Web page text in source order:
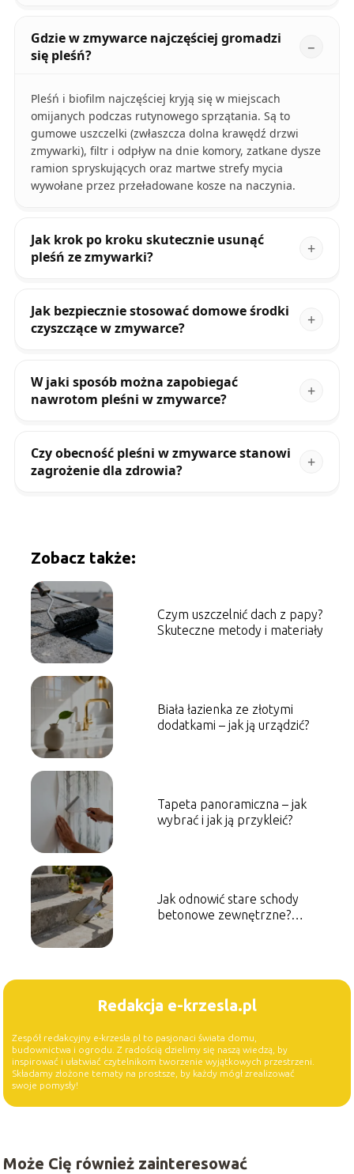
Gdzie w zmywarce najczęściej gromadzi
się pleśń?
Pleśń i biofilm najczęściej kryją się w miejscach
omijanych podczas rutynowego sprzątania. Są to
gumowe uszczelki (zwłaszcza dolna krawędź drzwi
zmywarki), filtr i odpływ na dnie komory, zatkane dysze
ramion spryskujących oraz martwe strefy mycia
wywołane przez przeładowane kosze na naczynia.
Jak krok po kroku skutecznie usunąć
pleśń ze zmywarki?
Jak bezpiecznie stosować domowe środki
czyszczące w zmywarce?
W jaki sposób można zapobiegać
nawrotom pleśni w zmywarce?
Czy obecność pleśni w zmywarce stanowi
zagrożenie dla zdrowia?
Zobacz także:
Czym uszczelnić dach z papy?
Skuteczne metody i materiały
Biała łazienka ze złotymi
dodatkami – jak ją urządzić?
Tapeta panoramiczna – jak
wybrać i jak ją przykleić?
Jak odnowić stare schody
betonowe zewnętrzne?
Redakcja e-krzesla.pl
Zespół redakcyjny e-krzesla.pl to pasjonaci świata domu,
budownictwa i ogrodu. Z radością dzielimy się naszą wiedzą, by
inspirować i ułatwiać czytelnikom tworzenie wyjątkowych przestrzeni.
Składamy złożone tematy na prostsze, by każdy mógł zrealizować
swoje pomysły!
Może Cię również zainteresować